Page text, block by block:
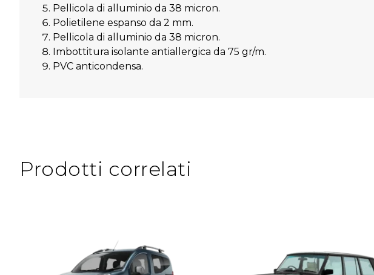
Pellicola di alluminio da 38 micron.
Polietilene espanso da 2 mm.
Pellicola di alluminio da 38 micron.
Imbottitura isolante antiallergica da 75 gr/m.
PVC anticondensa.
Prodotti correlati